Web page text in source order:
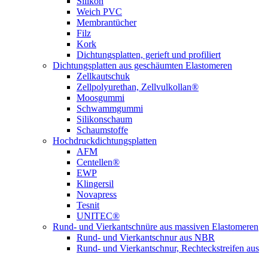
Weich PVC
Membrantücher
Filz
Kork
Dichtungsplatten, gerieft und profiliert
Dichtungsplatten aus geschäumten Elastomeren
Zellkautschuk
Zellpolyurethan, Zellvulkollan®
Moosgummi
Schwammgummi
Silikonschaum
Schaumstoffe
Hochdruckdichtungsplatten
AFM
Centellen®
EWP
Klingersil
Novapress
Tesnit
UNITEC®
Rund- und Vierkantschnüre aus massiven Elastomeren
Rund- und Vierkantschnur aus NBR
Rund- und Vierkantschnur, Rechteckstreifen aus